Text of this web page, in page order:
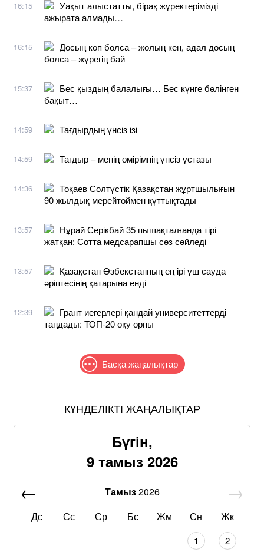
16:15
Уақыт алыстатты, бірақ жүректерімізді
ажырата алмады…
16:15
Досың көп болса – жолың кең, адал досың
болса – жүрегің бай
15:37
Бес қыздың балалығы… Бес күнге бөлінген
бақыт…
14:59 Тағдырдың үнсіз ізі
14:59 Тағдыр – менің өмірімнің үнсіз ұстазы
14:36
Тоқаев Солтүстік Қазақстан жұртшылығын
90 жылдық мерейтоймен құттықтады
13:57
Нұрай Серікбай 35 пышақталғанда тірі
жатқан: Сотта медсарапшы сөз сөйледі
13:57
Қазақстан Өзбекстанның ең ірі үш сауда
әріптесінің қатарына енді
12:39
Грант иегерлері қандай университеттерді
таңдады: ТОП-20 оқу орны
Басқа жаңалықтар
КҮНДЕЛІКТІ ЖАҢАЛЫҚТАР
Бүгін,
9 тамыз 2026
Тамыз2026
Дс
Сс Ср Бс Жм Сн Жк
1
2